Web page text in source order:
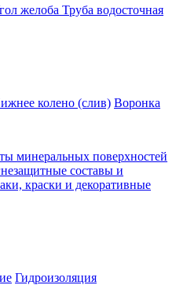
желоба Труба водосточная
колено (слив) Воронка
минеральных поверхностей
составы и
краски и декоративные
Гидроизоляция